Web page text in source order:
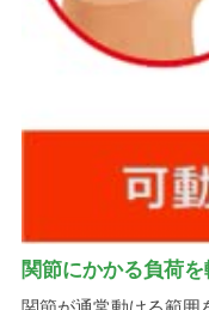
関節にかかる負荷を